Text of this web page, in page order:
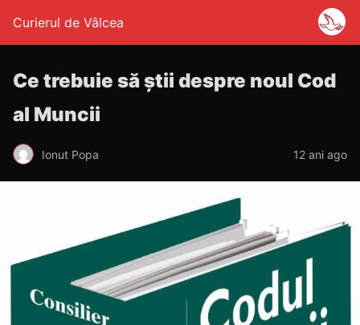
Curierul de Vâlcea
Ce trebuie să știi despre noul Cod
al Muncii
Ionut Popa 12 ani ago